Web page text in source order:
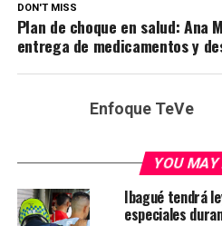
DON'T MISS
Plan de choque en salud: Ana
entrega de medicamentos y
Enfoque TeVe
YOU
Ibagué tendrá
especiales